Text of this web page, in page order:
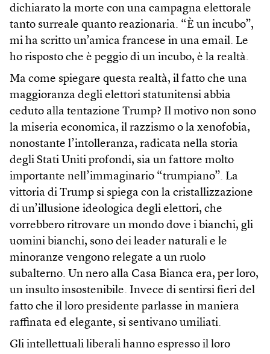
dichiarato la morte con una campagna elettorale
tanto surreale quanto reazionaria. “È un incubo”,
mi ha scritto un’amica francese in una email. Le
ho risposto che è peggio di un incubo, è la realtà.
Ma come spiegare questa realtà, il fatto che una
maggioranza degli elettori statunitensi abbia
ceduto alla tentazione Trump? Il motivo non sono
la miseria economica, il razzismo o la xenofobia,
nonostante l’intolleranza, radicata nella storia
degli Stati Uniti profondi, sia un fattore molto
importante nell’immaginario “trumpiano”. La
vittoria di Trump si spiega con la cristallizzazione
di un’illusione ideologica degli elettori, che
vorrebbero ritrovare un mondo dove i bianchi, gli
uomini bianchi, sono dei leader naturali e le
minoranze vengono relegate a un ruolo
subalterno. Un nero alla Casa Bianca era, per loro,
un insulto insostenibile. Invece di sentirsi fieri del
fatto che il loro presidente parlasse in maniera
raffinata ed elegante, si sentivano umiliati.
Gli intellettuali liberali hanno espresso il loro